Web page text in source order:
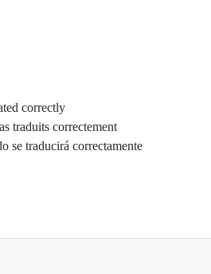
correctly
traduits correctement
se traducirá correctamente